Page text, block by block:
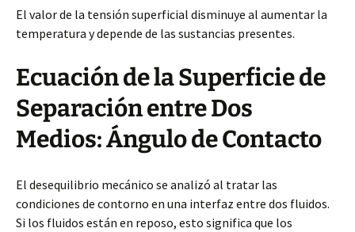
El valor de la tensión superficial disminuye al aumentar la
temperatura y depende de las sustancias presentes.
Ecuación de la Superficie de
Separación entre Dos
Medios: Ángulo de Contacto
El desequilibrio mecánico se analizó al tratar las
condiciones de contorno en una interfaz entre dos fluidos.
Si los fluidos están en reposo, esto significa que los